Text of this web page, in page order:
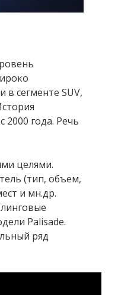
сегменте SUV,
2000 года. Речь
целями.
(тип, объем,
и мн.др.
Palisade.
ряд